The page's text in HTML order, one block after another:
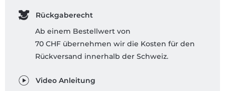
Rückgaberecht
Ab einem Bestellwert von
70 CHF übernehmen wir die Kosten für den
Rückversand innerhalb der Schweiz.
Video Anleitung